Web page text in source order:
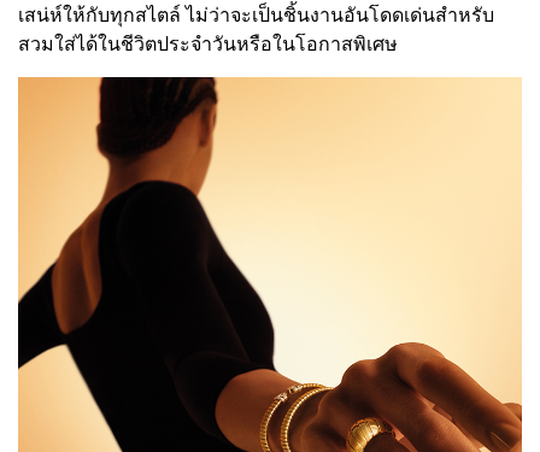
เสน่ห์ให้กับทุกสไตล์ ไม่ว่าจะเป็นชิ้นงานอันโดดเด่นสำหรับ
สวมใส่ได้ในชีวิตประจำวันหรือในโอกาสพิเศษ